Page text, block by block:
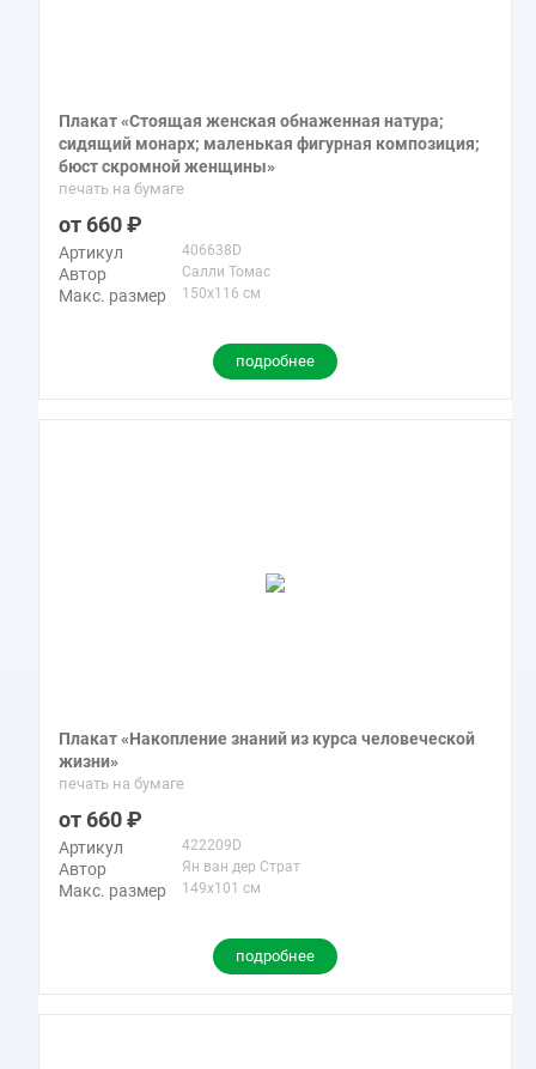
Плакат «Стоящая женская обнаженная натура;
сидящий монарх; маленькая фигурная композиция;
бюст скромной женщины»
печать на бумаге
660
Артикул 406638D
Автор Салли Томас
Макс. размер 150x116 см
подробнее
Плакат «Накопление знаний из курса человеческой
жизни»
печать на бумаге
660
Артикул 422209D
Автор Ян ван дер Страт
Макс. размер 149x101 см
подробнее